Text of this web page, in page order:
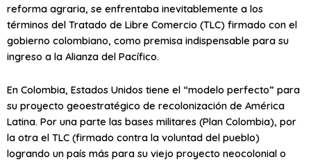
reforma agraria, se enfrentaba inevitablemente a los
términos del Tratado de Libre Comercio (TLC) firmado con el
gobierno colombiano, como premisa indispensable para su
ingreso a la Alianza del Pacífico.
En Colombia, Estados Unidos tiene el “modelo perfecto” para
su proyecto geoestratégico de recolonización de América
Latina. Por una parte las bases militares (Plan Colombia), por
la otra el TLC (firmado contra la voluntad del pueblo)
logrando un país más para su viejo proyecto neocolonial o